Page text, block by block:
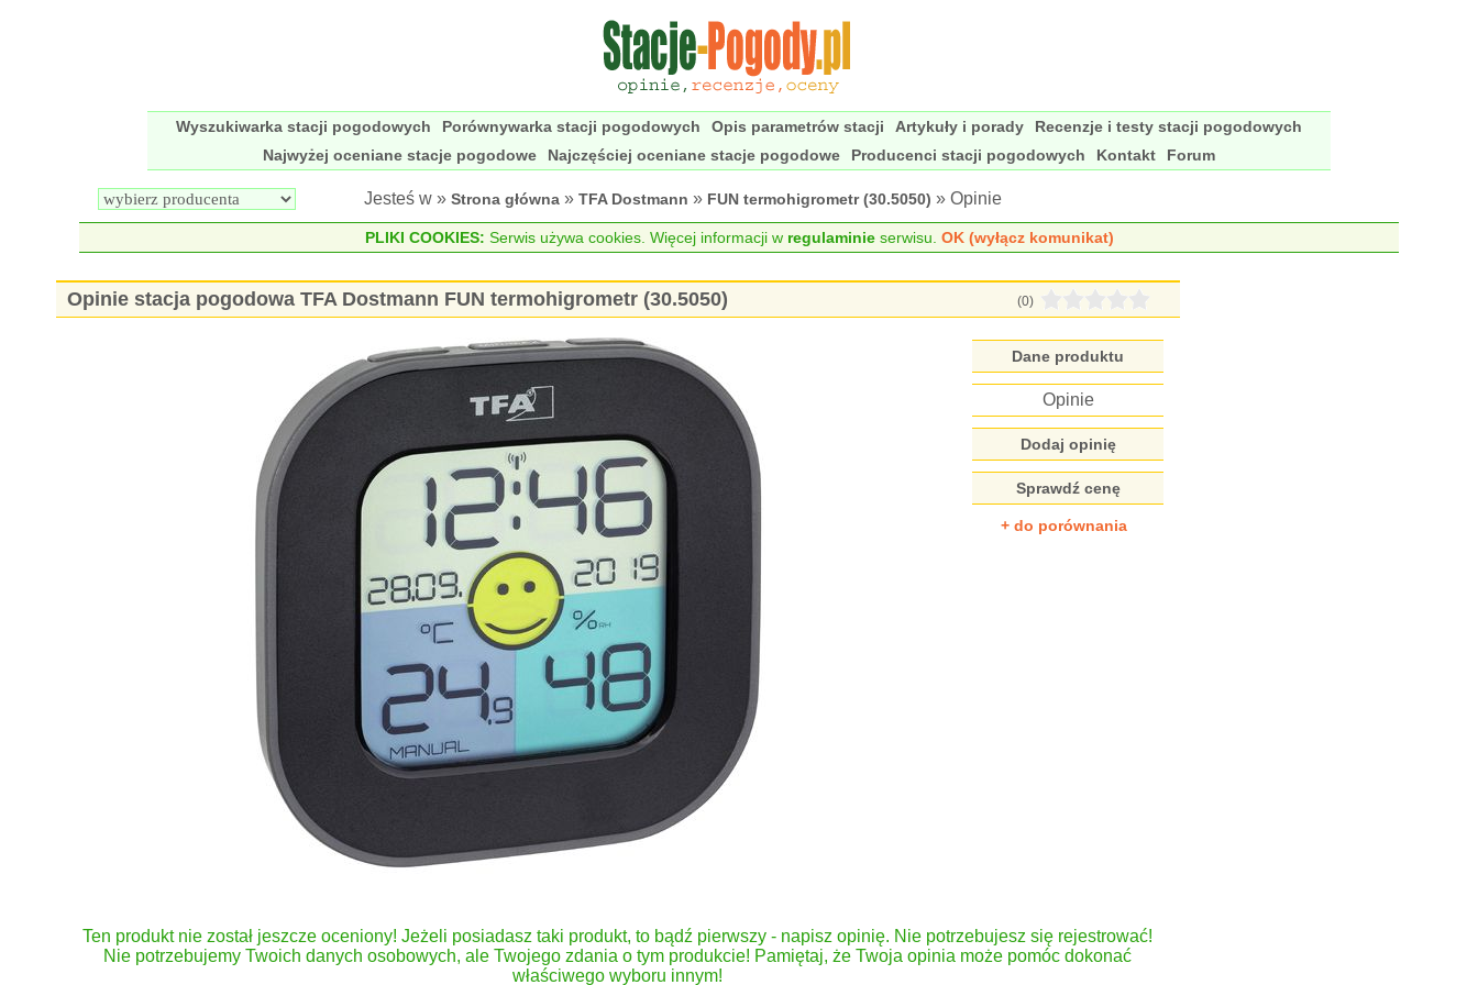
Wyszukiwarka stacji pogodowych Porównywarka stacji pogodowych Opis parametrów stacji Artykuły i porady
Recenzje i testy stacji pogodowych
Najwyżej oceniane stacje pogodowe
Najczęściej oceniane stacje pogodowe Producenci stacji pogodowych Kontakt Forum
Jesteś w » Strona główna » TFA Dostmann » FUN termohigrometr (30.5050) » Opinie
PLIKI COOKIES: Serwis używa cookies. Więcej informacji w regulaminieserwisu. OK (wyłącz komunikat)
Opinie stacja pogodowa TFA Dostmann FUN termohigrometr (30.5050) (0)
Dane produktu
Opinie
Dodaj opinię
Sprawdź cenę
+ do porównania
Ten produkt nie został jeszcze oceniony! Jeżeli posiadasz taki produkt, to bądź pierwszy - napisz opinię. Nie potrzebujesz się rejestrować!
Nie potrzebujemy Twoich danych osobowych, ale Twojego zdania o tym produkcie! Pamiętaj, że Twoja opinia może pomóc dokonać
właściwego wyboru innym!